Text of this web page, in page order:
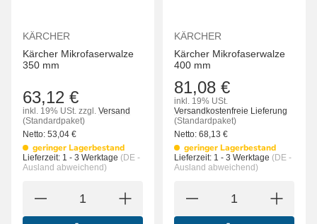
KÄRCHER
Kärcher Mikrofaserwalze
350 mm
63,12 €
inkl. 19% USt. zzgl. Versand
(Standardpaket)
Netto: 53,04 €
geringer Lagerbestand
Lieferzeit: 1 - 3 Werktage (DE -
Ausland abweichend)
KÄRCHER
Kärcher Mikrofaserwalze
400 mm
81,08 €
inkl. 19% USt.
Versandkostenfreie Lieferung
(Standardpaket)
Netto: 68,13 €
geringer Lagerbestand
Lieferzeit: 1 - 3 Werktage (DE -
Ausland abweichend)